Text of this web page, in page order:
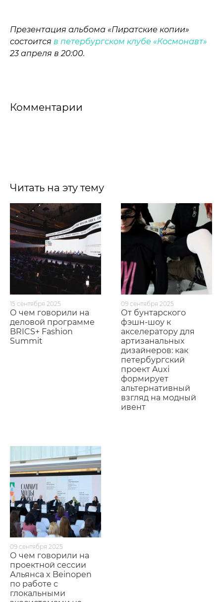
Презентация альбома «Пиратские копии»
состоится в петербургском клубе «Космонавт»
23 апреля в 20:00.
Комментарии
Читать на эту тему
15 сентября 2025
О чем говорили на
деловой программе
BRICS+ Fashion
Summit
09 сентября 2025
От бунтарского
фэшн-шоу к
акселератору для
артизанальных
дизайнеров: как
петербургский
проект Auxi
формирует
альтернативный
взгляд на модный
ивент
09 сентября 2025
О чем говорили на
проектной сессии
Альянса x Beinopen
по работе с
глокальными